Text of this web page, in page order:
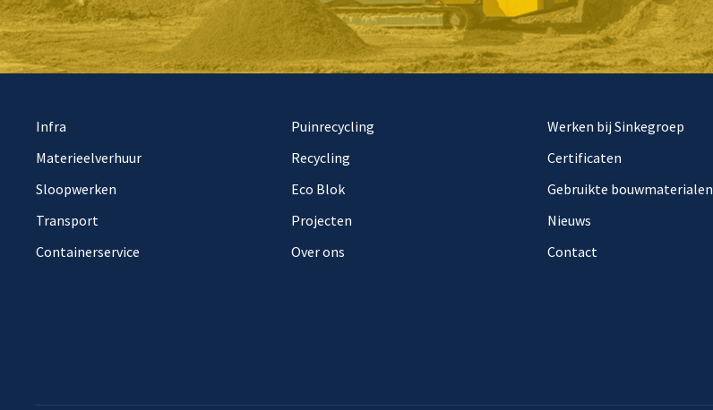
Infra
Materieelverhuur
Sloopwerken
Transport
Containerservice
Puinrecycling
Recycling
Eco Blok
Projecten
Over ons
Werken bij Sinkegroep
Certificaten
Gebruikte bouwmaterialen
Nieuws
Contact